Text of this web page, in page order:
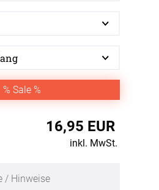
% Sale %
16,95 EUR
inkl. MwSt.